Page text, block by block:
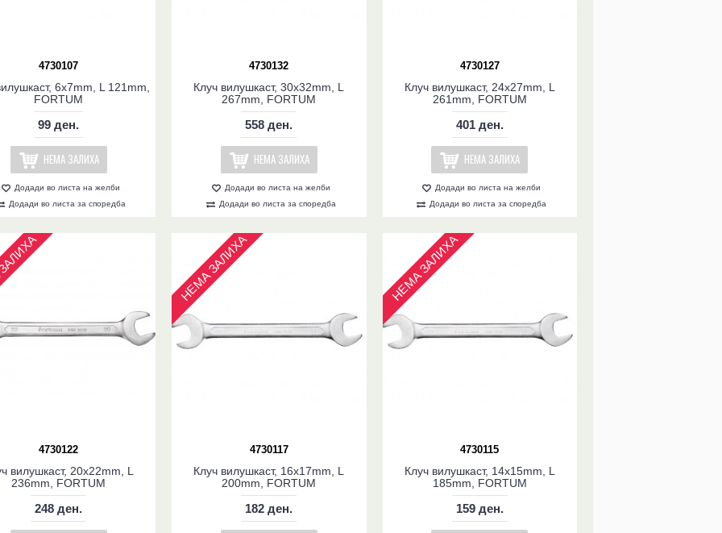
4730107
6x7mm, L 121mm,
FORTUM
99 ден.
НЕМА ЗАЛИХА
Додади во листа на желби
Додади во листа за споредба
4730132
Клуч вилушкаст, 30x32mm, L
267mm, FORTUM
558 ден.
НЕМА ЗАЛИХА
Додади во листа на желби
Додади во листа за споредба
4730127
Клуч вилушкаст, 24x27mm, L
261mm, FORTUM
401 ден.
НЕМА ЗАЛИХА
Додади во листа на желби
Додади во листа за споредба
4730122
вилушкаст, 20x22mm, L
236mm, FORTUM
248 ден.
4730117
НЕМА ЗАЛИХА
Клуч вилушкаст, 16x17mm, L
200mm, FORTUM
182 ден.
4730115
НЕМА ЗАЛИХА
Клуч вилушкаст, 14x15mm, L
185mm, FORTUM
159 ден.